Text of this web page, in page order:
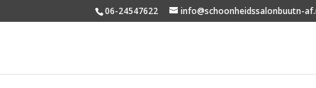
06-24547622 info@schoonheidssalonbuutn-